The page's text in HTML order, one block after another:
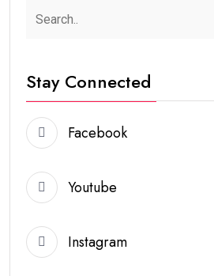
Stay Connected
Facebook
Youtube
Instagram